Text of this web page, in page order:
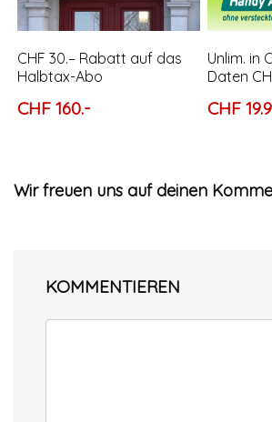
CHF 30.– Rabatt auf das
Halbtax-Abo
CHF 160.-
Unlim. in
Daten
CHF
Wir freuen uns auf deinen
KOMMENTIEREN